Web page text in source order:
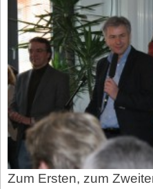
Zum Ersten, zum